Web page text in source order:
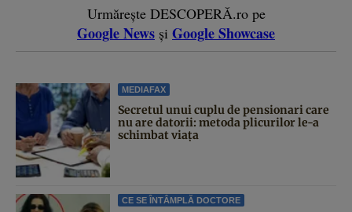
Urmărește DESCOPERĂ.ro pe
Google News și Google Showcase
MEDIAFAX
Secretul unui cuplu de pensionari care
nu are datorii: metoda plicurilor le-a
schimbat viața
CE SE ÎNTÂMPLĂ DOCTORE